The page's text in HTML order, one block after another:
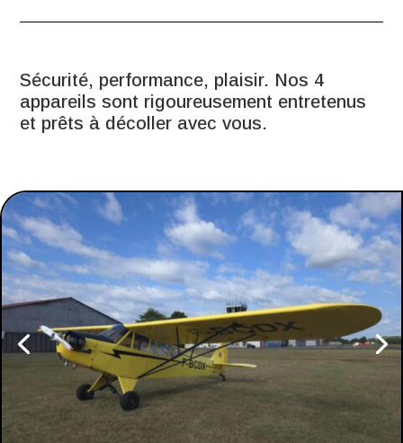
Sécurité, performance, plaisir. Nos 4
appareils sont rigoureusement entretenus
et prêts à décoller avec vous.